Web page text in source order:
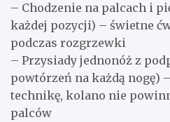
– Chodzenie na palcach i
każdej pozycji) – świetne
podczas rozgrzewki
– Przysiady jednonóż z
powtórzeń na każdą nogę)
technikę, kolano nie
palców